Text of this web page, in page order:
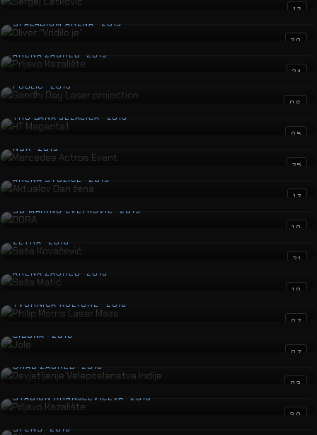
12
Oliver “Vridilo je”
SPALADIUM ARENA · 2019
20
Prljavo Kazalište
ARENA ZAGREB · 2019
24
Gandhi Day Laser projection
PUBLIC · 2019
06
HT Magenta1
TRG BANA JELAČIĆA · 2019
05
Mercedes Actros Event
NSK · 2019
25
Aktualov Dan žena
ARENA STOŽICE · 2019
17
DORA
SD MARINO CVETKOVIĆ · 2019
10
Saša Kovačević
ZETRA · 2018
21
Saša Matić
ARENA ZAGREB · 2018
10
Philip Morris Laser Maze
TVORNICA KULTURE · 2018
07
Jole
CIBONA · 2018
07
Osvjetljenje Veleposlanstva Indije
GRAD ZAGREB · 2018
03
Prljavo Kazalište
STADION KRANJČEVIĆEVA · 2018
30
Gibonni
SPENS · 2018